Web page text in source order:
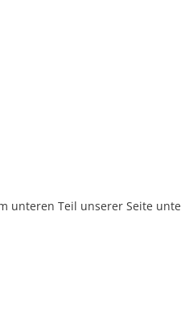
Teil unserer Seite